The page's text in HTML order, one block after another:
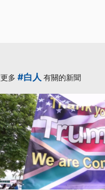
多 #白人 有關的新聞